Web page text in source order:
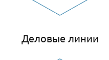
Деловые линии